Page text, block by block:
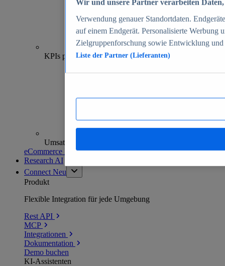
70+
KPIs pro Shop
Umsatzanalysen und -prognosen
eCommerce Insights entdecken
Research AI
Connect Neu
Produkt
Flexible Integration für jede Umgebung
Rest API
MCP
Integrationen
Dokumentation
Demo buchen
KI-Assistenten
Wir und unsere Partner verarbeiten
Verwendung genauer Standortdaten.
auf einem Endgerät. Personalisierte Werbung
Zielgruppenforschung sowie Entwicklung
Liste der Partner (Lieferanten)